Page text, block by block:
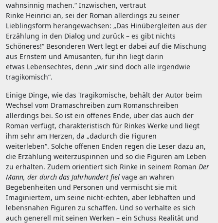
wahnsinnig machen.“ Inzwischen, vertraut
Rinke Heinrici an, sei der Roman allerdings zu seiner
Lieblingsform herangewachsen: „Das Hinübergleiten aus der
Erzählung in den Dialog und zurück – es gibt nichts
Schöneres!“ Besonderen Wert legt er dabei auf die Mischung
aus Ernstem und Amüsanten, für ihn liegt darin
etwas Lebensechtes, denn „wir sind doch alle irgendwie
tragikomisch“.
Einige Dinge, wie das Tragikomische, behält der Autor beim
Wechsel vom Dramaschreiben zum Romanschreiben
allerdings bei. So ist ein offenes Ende, über das auch der
Roman verfügt, charakteristisch für Rinkes Werke und liegt
ihm sehr am Herzen, da „dadurch die Figuren
weiterleben“. Solche offenen Enden regen die Leser dazu an,
die Erzählung weiterzuspinnen und so die Figuren am Leben
zu erhalten. Zudem orientiert sich Rinke in seinem Roman Der
Mann, der durch das Jahrhundert fiel vage an wahren
Begebenheiten und Personen und vermischt sie mit
Imaginiertem, um seine nicht-echten, aber lebhaften und
lebensnahen Figuren zu schaffen. Und so verhalte es sich
auch generell mit seinen Werken – ein Schuss Realität und